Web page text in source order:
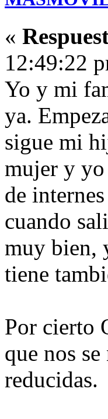
«
12:49:22
Yo y mi
ya.
sigue mi
mujer y
de
cuando
muy bien,
tiene
Por cierto
que nos
reducidas.